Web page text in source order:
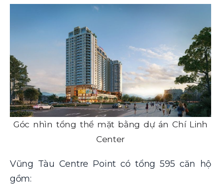
Góc nhìn tổng thể mặt bằng dự án Chí Linh
Center
Vũng Tàu Centre Point có tổng 595 căn hộ
gồm: